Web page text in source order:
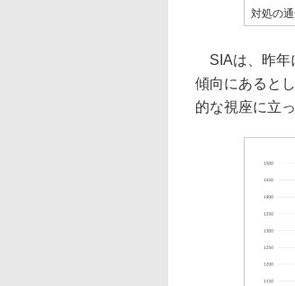
対処の
SIAは、昨年
傾向にあると
的な視座に立